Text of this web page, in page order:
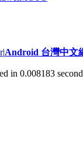
|Android 台灣中文
in 0.008183